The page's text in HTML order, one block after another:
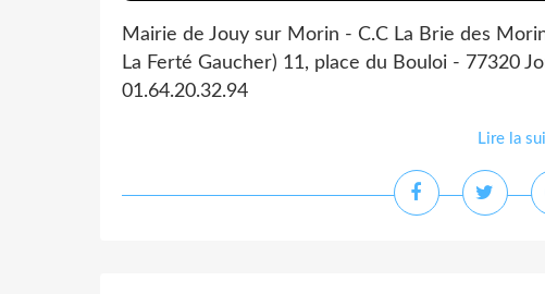
Mairie de Jouy sur Morin - C.C La Brie des
La Ferté Gaucher) 11, place du Bouloi - 77320
01.64.20.32.94
Lire la